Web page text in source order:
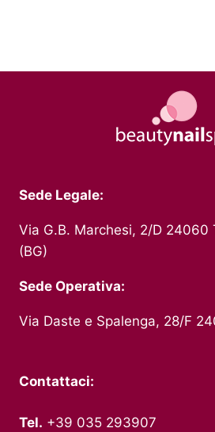
Sede Legale:
Via G.B. Marchesi, 2/D 24060
(BG)
Sede Operativa:
Via Daste e Spalenga, 28/F
Contattaci:
Tel. +39 035 293907